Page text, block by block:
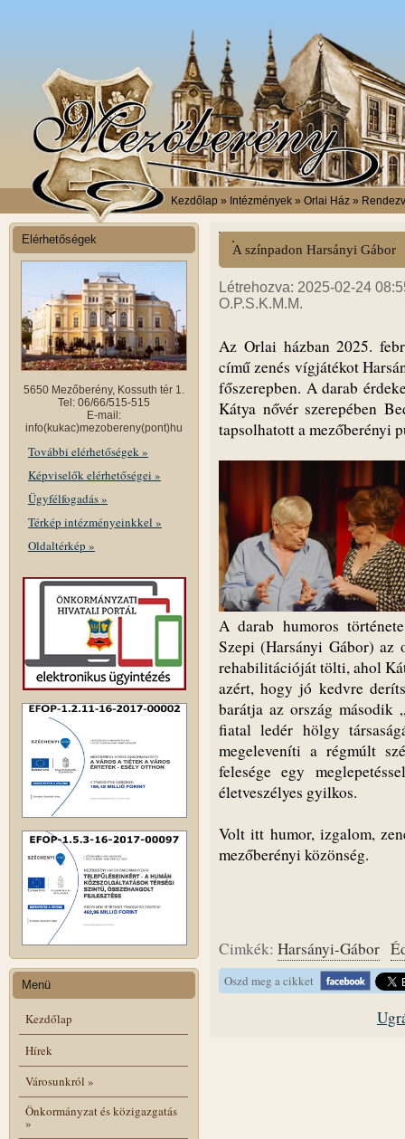
Kezdőlap » Intézmények » Orlai Ház »
Elérhetőségek
5650 Mezőberény, Kossuth tér 1.
Tel: 06/66/515-515
E-mail:
info(kukac)mezobereny(pont)hu
További elérhetőségek »
Képviselők elérhetőségei »
Ügyfélfogadás »
Térkép intézményeinkkel »
Oldaltérkép »
Menü
Kezdőlap
Hírek
Városunkról »
Önkormányzat és közigazgatás
»
A színpadon Harsányi Gábor
Létrehozva: 2025-02-24
O.P.S.K.M.M.
Az Orlai házban 2025.
című zenés vígjátékot
főszerepben. A darab
Kátya nővér szerepében
tapsolhatott a mezőberényi
A darab humoros
Szepi (Harsányi Gábor) az
rehabilitációját tölti, ahol
azért, hogy jó kedvre
barátja az ország második
fiatal ledér hölgy
megeleveníti a régmúlt
felesége egy
életveszélyes gyilkos.
Volt itt humor, izgalom,
mezőberényi közönség.
Cimkék: Harsányi-Gábor
Oszd meg a cikket